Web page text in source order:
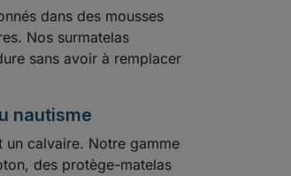
dans des mousses
Nos surmatelas
sans avoir à remplacer
nautisme
un calvaire. Notre gamme
des protège-matelas